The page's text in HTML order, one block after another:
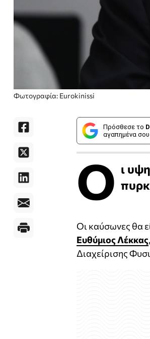
Φωτογραφία: Eurokinissi
Πρόσθεσε το
αγαπημένα
Ο ι
Οι καύσωνες θα
Ευθύμιος Λέκκας
Διαχείρισης